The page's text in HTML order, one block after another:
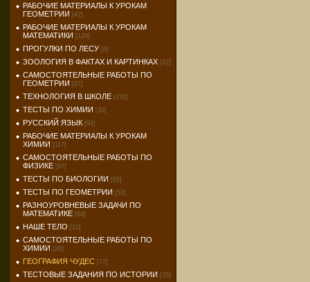
РАБОЧИЕ МАТЕРИАЛЫ К УРОКАМ
ГЕОМЕТРИИ [42]
РАБОЧИЕ МАТЕРИАЛЫ К УРОКАМ
МАТЕМАТИКИ [129]
ПРОГУЛКИ ПО ЛЕСУ [6]
ЗООЛОГИЯ В ФАКТАХ И КАРТИНКАХ [32]
САМОСТОЯТЕЛЬНЫЕ РАБОТЫ ПО
ГЕОМЕТРИИ [67]
ТЕХНОЛОГИЯ В ШКОЛЕ [231]
ТЕСТЫ ПО ХИМИИ [30]
РУССКИЙ ЯЗЫК [94]
РАБОЧИЕ МАТЕРИАЛЫ К УРОКАМ
ХИМИИ [117]
САМОСТОЯТЕЛЬНЫЕ РАБОТЫ ПО
ФИЗИКЕ [97]
ТЕСТЫ ПО БИОЛОГИИ [65]
ТЕСТЫ ПО ГЕОМЕТРИИ [52]
РАЗНОУРОВНЕВЫЕ ЗАДАЧИ ПО
МАТЕМАТИКЕ [84]
НАШЕ ТЕЛО [10]
САМОСТОЯТЕЛЬНЫЕ РАБОТЫ ПО
ХИМИИ [28]
ГЕОГРАФИЯ ЧУДЕС [77]
ТЕСТОВЫЕ ЗАДАНИЯ ПО ИСТОРИИ [35]